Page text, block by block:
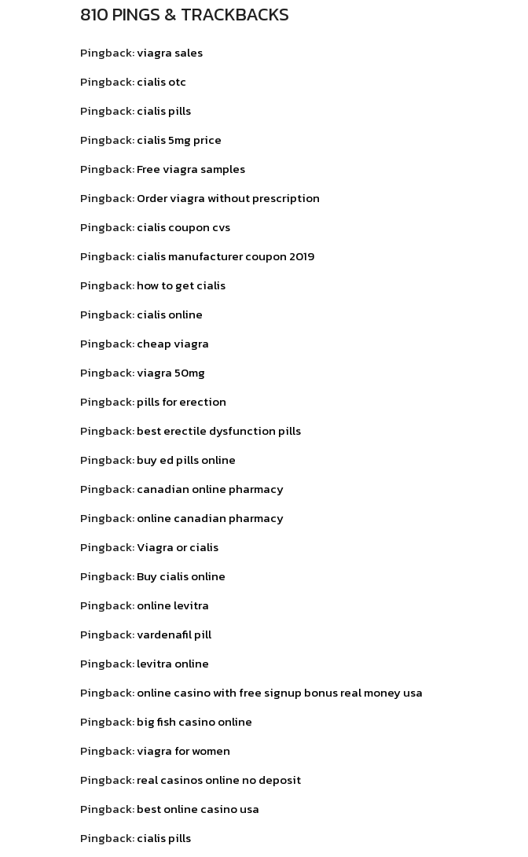
810 PINGS & TRACKBACKS
Pingback:viagra sales
Pingback:cialis otc
Pingback:cialis pills
Pingback:cialis 5mg price
Pingback:Free viagra samples
Pingback:Order viagra without prescription
Pingback:cialis coupon cvs
Pingback:cialis manufacturer coupon 2019
Pingback:how to get cialis
Pingback:cialis online
Pingback:cheap viagra
Pingback:viagra 50mg
Pingback:pills for erection
Pingback:best erectile dysfunction pills
Pingback:buy ed pills online
Pingback:canadian online pharmacy
Pingback:online canadian pharmacy
Pingback:Viagra or cialis
Pingback:Buy cialis online
Pingback:online levitra
Pingback:vardenafil pill
Pingback:levitra online
Pingback:online casino with free signup bonus real money usa
Pingback:big fish casino online
Pingback:viagra for women
Pingback:real casinos online no deposit
Pingback:best online casino usa
Pingback:cialis pills